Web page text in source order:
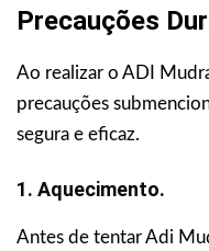
Precauções
Ao realizar o ADI
precauções
segura e eficaz.
1. Aquecimento.
Antes de tentar Adi